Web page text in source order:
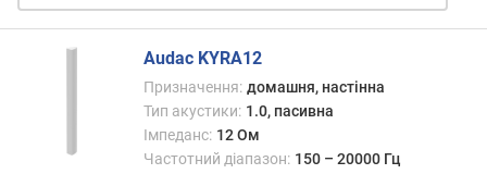
ь
н
Audac KYRA12
Призначення: домашня, настінна
Тип акустики: 1.0, пасивна
Імпеданс: 12 Ом
Частотний діапазон: 150 – 20000 Гц